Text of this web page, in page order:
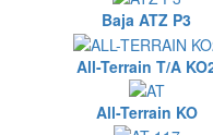
Baja ATZ P3
All-Terrain T/A
All-Terrain KO